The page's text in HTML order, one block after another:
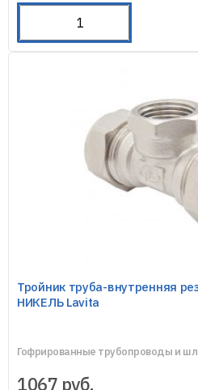
Тройник труба-внутренняя
НИКЕЛЬ Lavita
Гофрированные трубопроводы и
1067 руб.